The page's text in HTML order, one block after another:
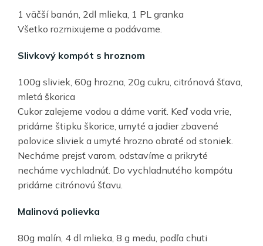
1 väčší banán, 2dl mlieka, 1 PL granka
Všetko rozmixujeme a podávame.
Slivkový kompót s hroznom
100g sliviek, 60g hrozna, 20g cukru, citrónová šťava,
mletá škorica
Cukor zalejeme vodou a dáme variť. Keď voda vrie,
pridáme štipku škorice, umyté a jadier zbavené
polovice sliviek a umyté hrozno obraté od stoniek.
Necháme prejsť varom, odstavíme a prikryté
necháme vychladnúť. Do vychladnutého kompótu
pridáme citrónovú šťavu.
Malinová polievka
80g malín, 4 dl mlieka, 8 g medu, podľa chuti